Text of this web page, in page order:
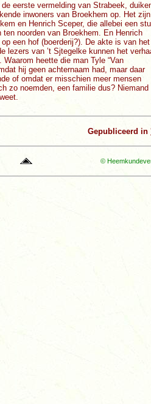
eerste vermelding van Strabeek,
inwoners van Broekhem op. Het zijn
en Henrich Sceper, die allebei een
ten noorden van Broekhem. En Henrich
een hof (boerderij?). De akte is van het
lezers van ’t Sjtegelke kunnen het
Waarom heette die man Tyle “Van
hij geen achternaam had, maar daar
of omdat er misschien meer mensen
zo noemden, een familie dus? Niemand
Gepubliceerd in
©